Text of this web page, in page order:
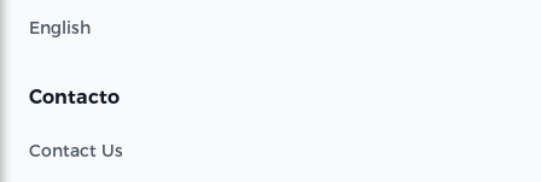
English
Contacto
Contact Us